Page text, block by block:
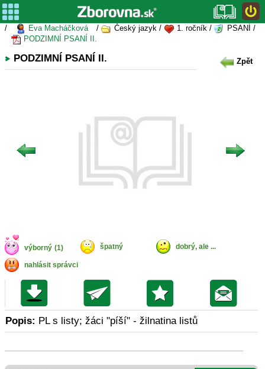
/ Eva Macháčková / Český jazyk / 1. ročník /
PSANÍ /
PODZIMNÍ PSANÍ II.
PODZIMNÍ PSANÍ II. Zpět
výborný (1) špatný dobrý, ale ...
nahlásit správci
Popis: PL s listy; žáci "píší" - žilnatina listů